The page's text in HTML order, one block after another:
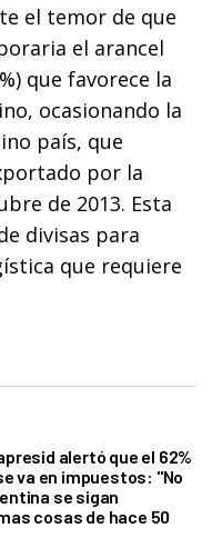
el temor de que
el arancel
que favorece la
ocasionando la
país, que
por la
de 2013. Esta
divisas para
que requiere
alertó que el 62%
va en impuestos: "No
se sigan
cosas de hace 50